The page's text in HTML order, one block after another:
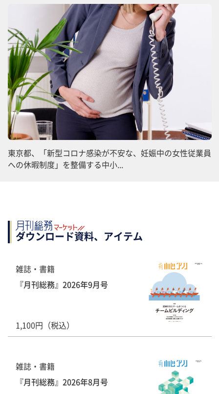
東京都、「新型コロナ感染が不安な、妊娠中の女性従業員
への休暇制度」を整備する中小...
ダウンロード資料、アイテム
雑誌・書籍
『月刊総務』2026年9月号
1,100円（税込）
雑誌・書籍
『月刊総務』2026年8月号